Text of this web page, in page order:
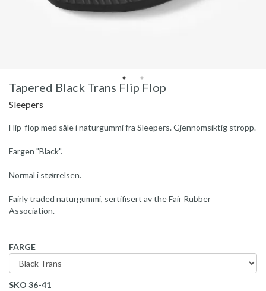
Tapered Black Trans Flip Flop
Sleepers
Flip-flop med såle i naturgummi fra Sleepers. Gjennomsiktig stropp.
Fargen "Black".
Normal i størrelsen.
Fairly traded naturgummi, sertifisert av the Fair Rubber
Association.
FARGE
SKO 36-41